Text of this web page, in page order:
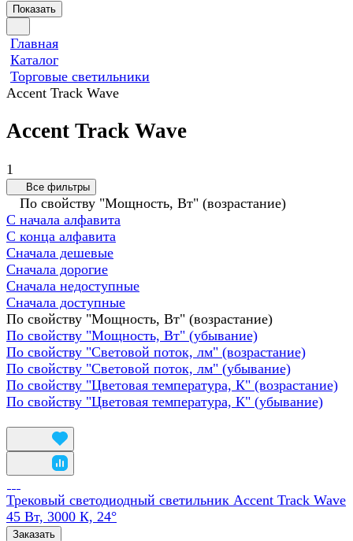
Показать
Главная
Каталог
Торговые светильники
Accent Track Wave
Accent Track Wave
1
Все фильтры
По свойству "Мощность, Вт" (возрастание)
С начала алфавита
С конца алфавита
Сначала дешевые
Сначала дорогие
Сначала недоступные
Сначала доступные
По свойству "Мощность, Вт" (возрастание)
По свойству "Мощность, Вт" (убывание)
По свойству "Световой поток, лм" (возрастание)
По свойству "Световой поток, лм" (убывание)
По свойству "Цветовая температура, К" (возрастание)
По свойству "Цветовая температура, К" (убывание)
Трековый светодиодный светильник Accent Track Wave
45 Вт, 3000 К, 24°
Заказать